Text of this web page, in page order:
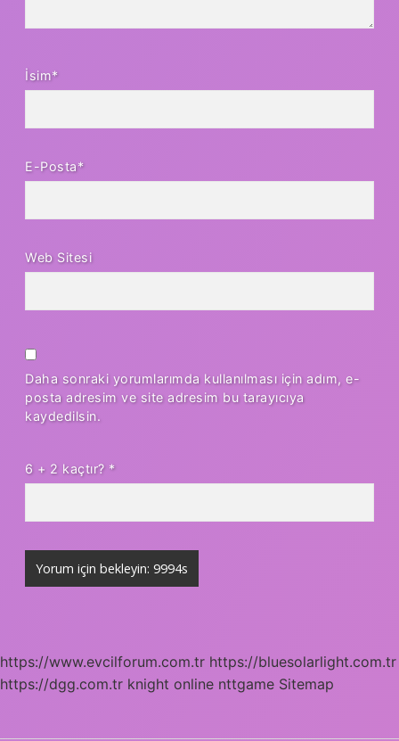
İsim*
E-Posta*
Web Sitesi
Daha sonraki yorumlarımda kullanılması için adım, e-
posta adresim ve site adresim bu tarayıcıya
kaydedilsin.
6 + 2 kaçtır? *
https://www.evcilforum.com.tr https://bluesolarlight.com.tr
https://dgg.com.tr knight online nttgame Sitemap